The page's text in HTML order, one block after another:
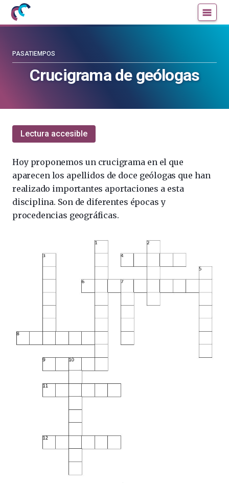
Mujeres
con
UPV/EHU
blog
UPV/EHU
Crucigrama de geólogas
PASATIEMPOS
Lectura accesible
Hoy proponemos un crucigrama en el que
aparecen los apellidos de doce geólogas que han
realizado importantes aportaciones a esta
disciplina. Son de diferentes épocas y
procedencias geográficas.